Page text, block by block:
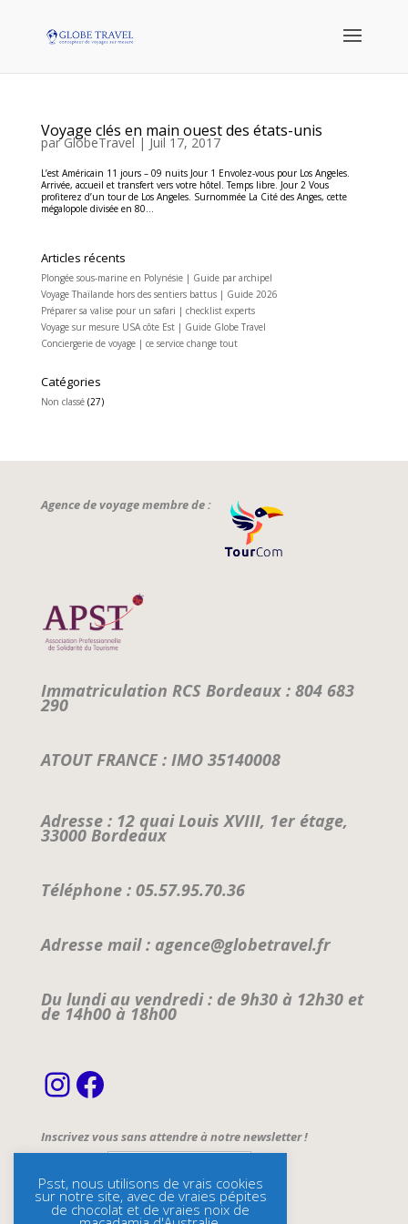
Voyage clés en main ouest des états-unis
parGlobeTravel | Juil 17, 2017
L’est Américain 11 jours – 09 nuits Jour 1 Envolez-vous pour Los Angeles.
Arrivée, accueil et transfert vers votre hôtel. Temps libre. Jour 2 Vous
profiterez d’un tour de Los Angeles. Surnommée La Cité des Anges, cette
mégalopole divisée en 80...
Articles récents
Plongée sous-marine en Polynésie | Guide par archipel
Voyage Thaïlande hors des sentiers battus | Guide 2026
Préparer sa valise pour un safari | checklist experts
Voyage sur mesure USA côte Est | Guide Globe Travel
Conciergerie de voyage | ce service change tout
Catégories
Non classé(27)
Agence de voyage membre de :
Immatriculation RCS Bordeaux : 804 683
290
ATOUT FRANCE : IMO 35140008
Adresse : 12 quai Louis XVIII, 1er étage,
33000 Bordeaux
Téléphone : 05.57.95.70.36
Adresse mail : agence@globetravel.fr
Du lundi au vendredi : de 9h30 à 12h30 et
de 14h00 à 18h00
Instagram
Facebook
Inscrivez vous sans attendre à notre newsletter !
Name
Psst, nous utilisons de vrais cookies
sur notre site, avec de vraies pépites
de chocolat et de vraies noix de